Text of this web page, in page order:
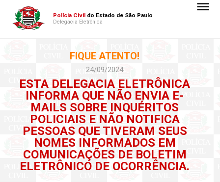
Polícia Civil do Estado de São Paulo
Delegacia Eletrônica
dehaze
FIQUE ATENTO!
24/09/2024
ESTA DELEGACIA ELETRÔNICA
INFORMA QUE NÃO ENVIA E-
MAILS SOBRE INQUÉRITOS
POLICIAIS E NÃO NOTIFICA
PESSOAS QUE TIVERAM SEUS
NOMES INFORMADOS EM
COMUNICAÇÕES DE BOLETIM
ELETRÔNICO DE OCORRÊNCIA.